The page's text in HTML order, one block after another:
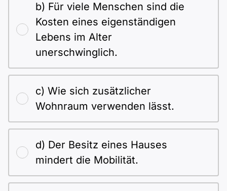
b) Für viele Menschen sind die
Kosten eines eigenständigen
Lebens im Alter
unerschwinglich.
c) Wie sich zusätzlicher
Wohnraum verwenden lässt.
d) Der Besitz eines Hauses
mindert die Mobilität.